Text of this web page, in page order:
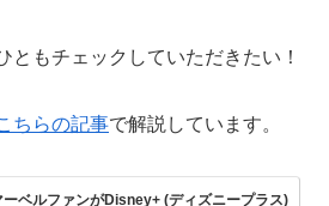
ともチェックしていただきたい！
ちらの記事で解説しています。
ーベルファンがDisney+ (ディズニープラス)